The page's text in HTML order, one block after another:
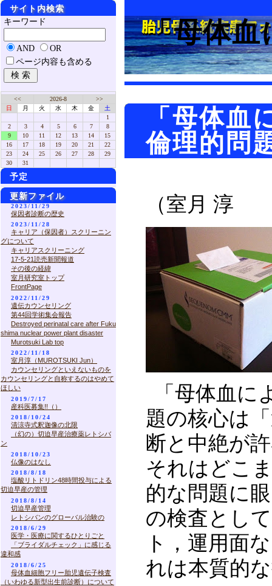
「母体血
「母体血
倫理的問
（室月 淳
「母体血
題の核心は
断と中絶が
それはどこ
的な問題に
の検査とし
ト，運用面
れは本質的
サイト内検索
キーワード
AND
OR
ページ内容も含める
<< 2026-8
>>
日
月 火 水 木 金
土
1
2
3 4 5 6 7
8
9
10 11 12 13 14
15
16
17 18 19 20 21
22
23
24 25 26 27 28
29
30
31
予定
更新ファイル
2023/11/29
保因者診断の歴史
2023/11/28
キャリア（保因者）スクリーニン
グについて
キャリアスクリーニング
17-5-21読売新聞報道
その後の経緯
室月研究室トップ
FrontPage
2022/11/29
遺伝カウンセリング
第44回学術集会報告
Destroyed perinatal care after Fuku
shima nuclear power plant disaster
Murotsuki Lab top
2022/11/18
室月淳（MUROTSUKI Jun）
カウンセリングといえないものを
カウンセリングと自称するのはやめて
ほしい
2019/7/17
産科医募集!!（）
2018/10/24
清涼寺式釈迦像の北限
（幻の）切迫早産治療薬レトシバ
ン
2018/10/23
仏像のはなし
2018/8/18
塩酸リトドリン48時間投与による
切迫早産の管理
2018/8/14
切迫早産管理
レトシバンのグローバル治験の
2018/6/29
医学・医療に関するひとりごと
「ブライダルチェック」に感じる
違和感
2018/6/25
母体血細胞フリー胎児遺伝子検査
（いわゆる新型出生前診断）について